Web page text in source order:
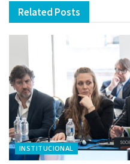
Related Posts
INSTITUCIONAL